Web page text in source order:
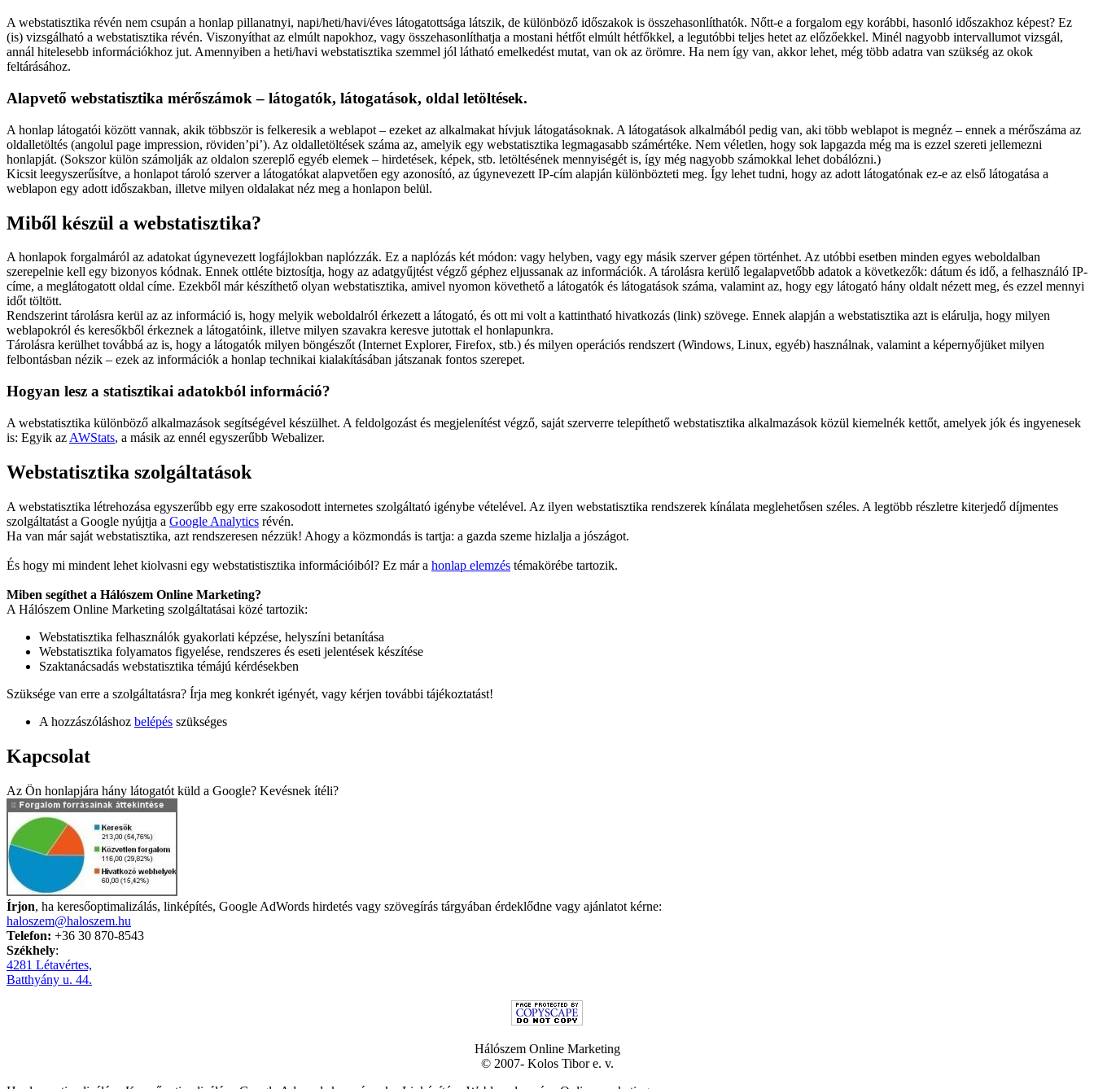
A webstatisztika révén nem csupán a honlap pillanatnyi, napi/heti/havi/éves látogatottsága látszik, de különböző időszakok is összehasonlíthatók. Nőtt-e a forgalom egy korábbi, hasonló időszakhoz képest? Ez
(is) vizsgálható a webstatisztika révén. Viszonyíthat az elmúlt napokhoz, vagy összehasonlíthatja a mostani hétfőt elmúlt hétfőkkel, a legutóbbi teljes hetet az előzőekkel. Minél nagyobb intervallumot vizsgál,
annál hitelesebb információkhoz jut. Amennyiben a heti/havi webstatisztika szemmel jól látható emelkedést mutat, van ok az örömre. Ha nem így van, akkor lehet, még több adatra van szükség az okok
feltárásához.
Alapvető webstatisztika mérőszámok – látogatók, látogatások, oldal letöltések.
A honlap látogatói között vannak, akik többször is felkeresik a weblapot – ezeket az alkalmakat hívjuk látogatásoknak. A látogatások alkalmából pedig van, aki több weblapot is megnéz – ennek a mérőszáma az
oldalletöltés (angolul page impression, röviden’pi’). Az oldalletöltések száma az, amelyik egy webstatisztika legmagasabb számértéke. Nem véletlen, hogy sok lapgazda még ma is ezzel szereti jellemezni
honlapját. (Sokszor külön számolják az oldalon szereplő egyéb elemek – hirdetések, képek, stb. letöltésének mennyiségét is, így még nagyobb számokkal lehet dobálózni.)
Kicsit leegyszerűsítve, a honlapot tároló szerver a látogatókat alapvetően egy azonosító, az úgynevezett IP-cím alapján különbözteti meg. Így lehet tudni, hogy az adott látogatónak ez-e az első látogatása a
weblapon egy adott időszakban, illetve milyen oldalakat néz meg a honlapon belül.
Miből készül a webstatisztika?
A honlapok forgalmáról az adatokat úgynevezett logfájlokban naplózzák. Ez a naplózás két módon: vagy helyben, vagy egy másik szerver gépen történhet. Az utóbbi esetben minden egyes weboldalban
szerepelnie kell egy bizonyos kódnak. Ennek ottléte biztosítja, hogy az adatgyűjtést végző géphez eljussanak az információk. A tárolásra kerülő legalapvetőbb adatok a következők: dátum és idő, a felhasználó IP-
címe, a meglátogatott oldal címe. Ezekből már készíthető olyan webstatisztika, amivel nyomon követhető a látogatók és látogatások száma, valamint az, hogy egy látogató hány oldalt nézett meg, és ezzel mennyi
időt töltött.
Rendszerint tárolásra kerül az az információ is, hogy melyik weboldalról érkezett a látogató, és ott mi volt a kattintható hivatkozás (link) szövege. Ennek alapján a webstatisztika azt is elárulja, hogy milyen
weblapokról és keresőkből érkeznek a látogatóink, illetve milyen szavakra keresve jutottak el honlapunkra.
Tárolásra kerülhet továbbá az is, hogy a látogatók milyen böngészőt (Internet Explorer, Firefox, stb.) és milyen operációs rendszert (Windows, Linux, egyéb) használnak, valamint a képernyőjüket milyen
felbontásban nézik – ezek az információk a honlap technikai kialakításában játszanak fontos szerepet.
Hogyan lesz a statisztikai adatokból információ?
A webstatisztika különböző alkalmazások segítségével készülhet. A feldolgozást és megjelenítést végző, saját szerverre telepíthető webstatisztika alkalmazások közül kiemelnék kettőt, amelyek jók és ingyenesek
is: Egyik az AWStats, a másik az ennél egyszerűbb Webalizer.
Webstatisztika szolgáltatások
A webstatisztika létrehozása egyszerűbb egy erre szakosodott internetes szolgáltató igénybe vételével. Az ilyen webstatisztika rendszerek kínálata meglehetősen széles. A legtöbb részletre kiterjedő díjmentes
szolgáltatást a Google nyújtja a Google Analytics révén.
Ha van már saját webstatisztika, azt rendszeresen nézzük! Ahogy a közmondás is tartja: a gazda szeme hizlalja a jószágot.
És hogy mi mindent lehet kiolvasni egy webstatistisztika információiból? Ez már a honlap elemzés témakörébe tartozik.
Miben segíthet a Hálószem Online Marketing?
A Hálószem Online Marketing szolgáltatásai közé tartozik:
Webstatisztika felhasználók gyakorlati képzése, helyszíni betanítása
Webstatisztika folyamatos figyelése, rendszeres és eseti jelentések készítése
Szaktanácsadás webstatisztika témájú kérdésekben
Szüksége van erre a szolgáltatásra? Írja meg konkrét igényét, vagy kérjen további tájékoztatást!
A hozzászóláshoz belépés szükséges
Kapcsolat
Az Ön honlapjára hány látogatót küld a Google? Kevésnek ítéli?
Írjon, ha keresőoptimalizálás, linképítés, Google AdWords hirdetés vagy szövegírás tárgyában érdeklődne vagy ajánlatot kérne:
haloszem@haloszem.hu
Telefon: +36 30 870-8543
Székhely:
4281 Létavértes,
Batthyány u. 44.
Hálószem Online Marketing
© 2007- Kolos Tibor e. v.